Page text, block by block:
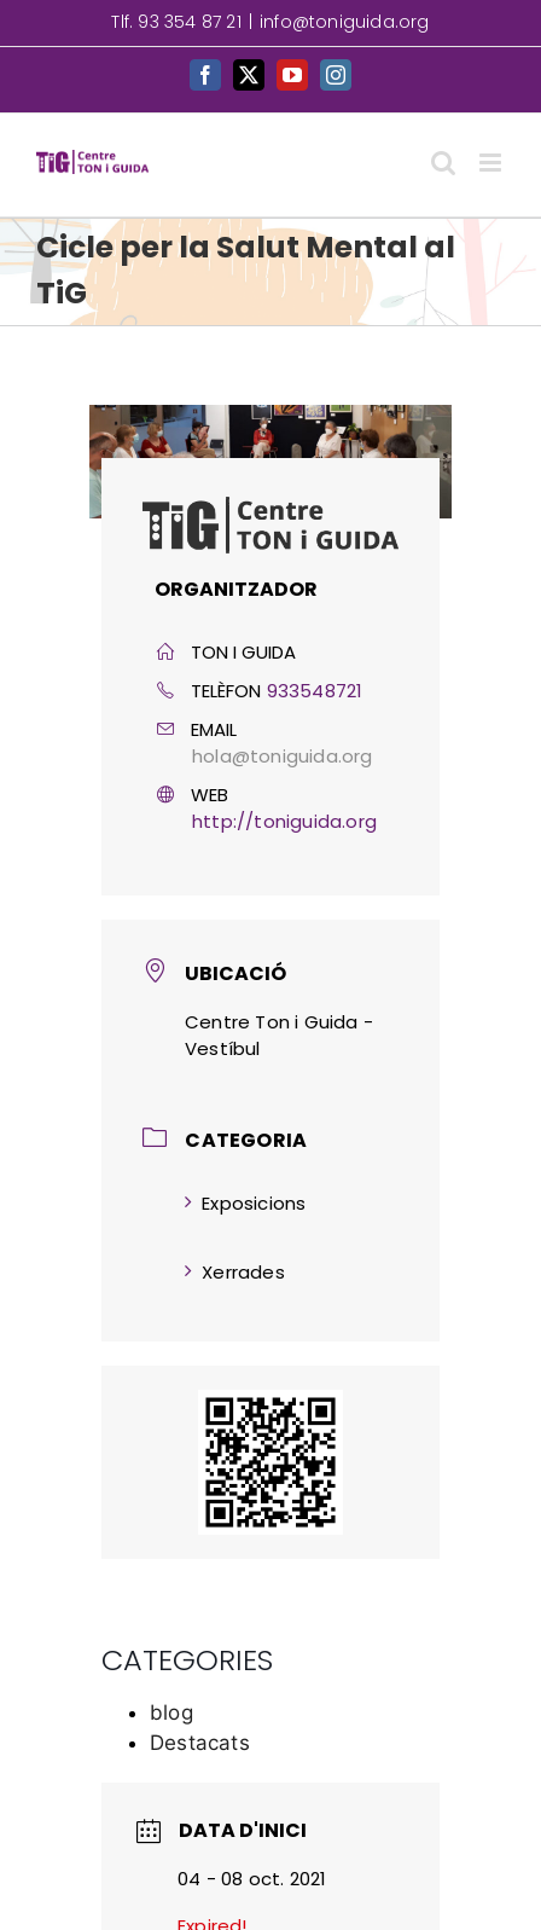
to
Tlf. 93 354 87 21 info@toniguida.org
Facebook
X YouTubeInstagram
Cicle per la Salut Mental al
TiG
ORGANITZADOR
TON I GUIDA
TELÈFON 933548721
EMAIL
hola@toniguida.org
WEB
http://toniguida.org
UBICACIÓ
Centre Ton i Guida -
Vestíbul
CATEGORIA
Exposicions
Xerrades
CATEGORIES
blog
Destacats
DATA D'INICI
04 - 08 oct. 2021